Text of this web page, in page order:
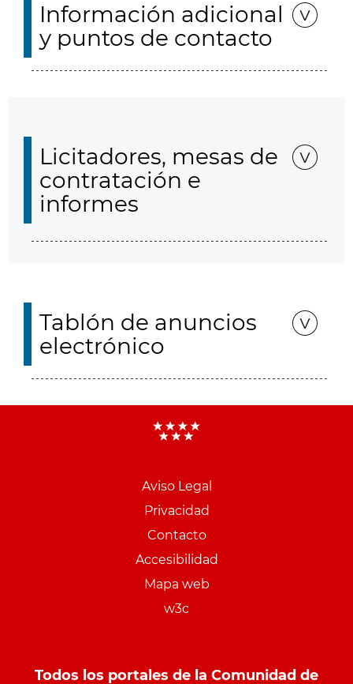
Información adicional
y puntos de contacto
Licitadores, mesas de
contratación e
informes
Tablón de anuncios
electrónico
Aviso Legal
Privacidad
Contacto
Accesibilidad
Mapa web
w3c
Todos los portales de la Comunidad de